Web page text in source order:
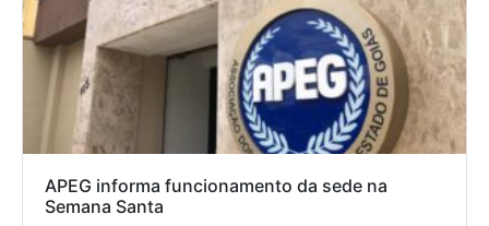
APEG informa funcionamento da sede na
Semana Santa